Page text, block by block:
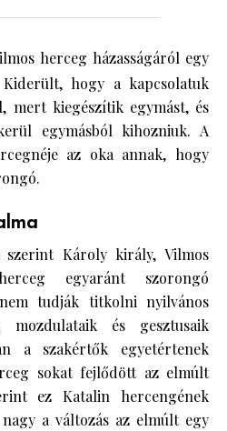
herceg házasságáról egy
hogy a kapcsolatuk
mert kiegészítik egymást, és
egymásból kihozniuk. A
az oka annak, hogy
szerint Károly király, Vilmos
egyaránt szorongó
tudják titkolni nyilvános
mozdulataik és gesztusaik
a szakértők egyetértenek
sokat fejlődött az elmúlt
ez Katalin hercengének
a változás az elmúlt egy